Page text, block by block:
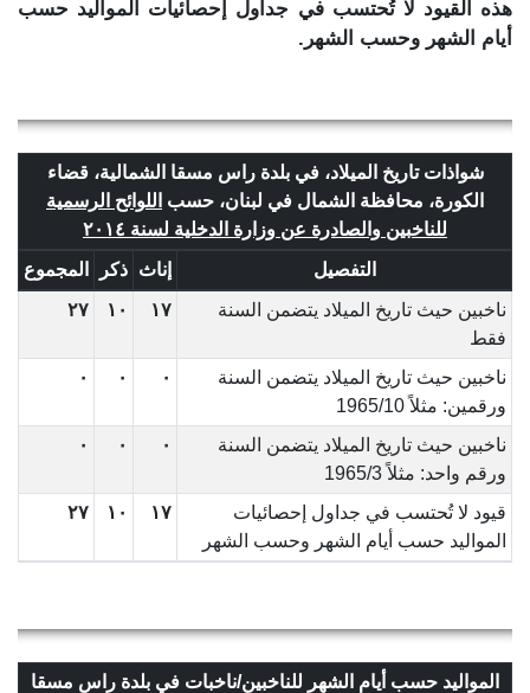
هذه القيود لا تُحتسب في جداول إحصائيات المواليد حسب
أيام الشهر وحسب الشهر.
شواذات تاريخ الميلاد، في بلدة راس مسقا الشمالية، قضاء
الكورة، محافظة الشمال في لبنان، حسب اللوائح الرسمية
للناخبين والصادرة عن وزارة الدخلية لسنة ٢٠١٤
التفصيل
إناث ذكر
المجموع
ناخبين حيث تاريخ الميلاد يتضمن السنة
فقط
١٧ ١٠ ٢٧
ناخبين حيث تاريخ الميلاد يتضمن السنة
ورقمين: مثلاً 1965/10
٠ ٠ ٠
ناخبين حيث تاريخ الميلاد يتضمن السنة
ورقم واحد: مثلاً 1965/3
٠ ٠ ٠
قيود لا تُحتسب في جداول إحصائيات
المواليد حسب أيام الشهر وحسب الشهر
١٧ ١٠ ٢٧
المواليد حسب أيام الشهر للناخبين/ناخبات في بلدة راس مسقا